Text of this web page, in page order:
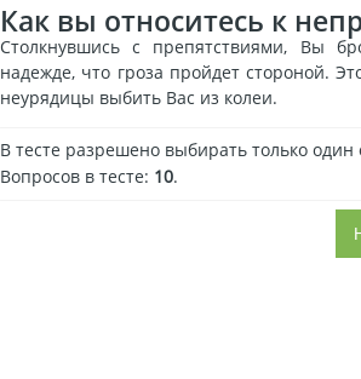
Как вы относитесь к
Столкнувшись с препятствиями, Вы
надежде, что гроза пройдет стороной.
неурядицы выбить Вас из колеи.
В тесте разрешено выбирать только один
Вопросов в тесте: 10.